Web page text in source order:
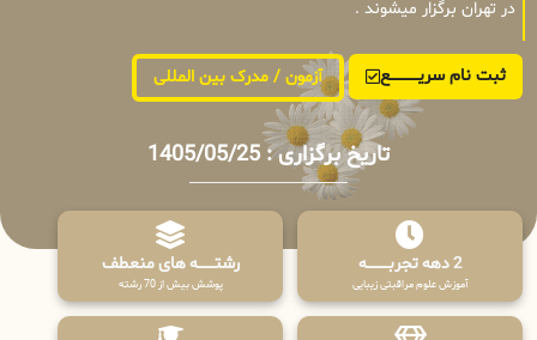
در تهران برگزار میشوند .
ثبت نام سریــــــــــــع آزمون / مدرک بین المللی
تاریخ برگزاری : 1405/05/25
2 دهه تجربـــــــــه
آموزش علوم مراقبتی زیبایی
رشتـــــــه های منعطف
پوشش بیش از 70 رشته